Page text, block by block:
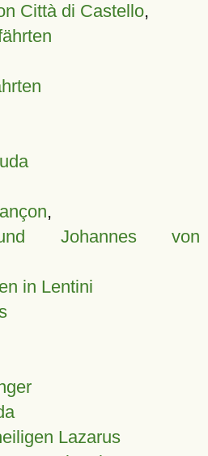
Città di Castello,
,
Johannes von
in Lentini
Lazarus